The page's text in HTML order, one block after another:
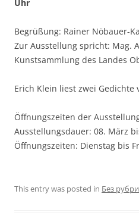
Uhr
Begrüßung: Rainer Nöbauer-
Zur Ausstellung spricht: Mag.
Kunstsammlung des Landes
Erich Klein liest zwei Gedichte
Öffnungszeiten der
Ausstellungsdauer: 08. März
Öffnungszeiten: Dienstag bis
This entry was posted in Без